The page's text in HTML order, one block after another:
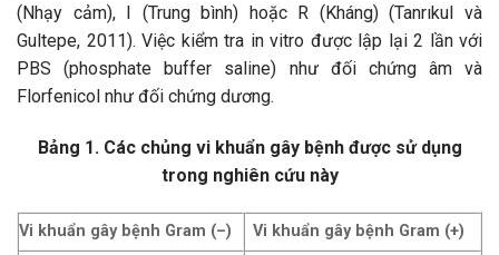
(Nhạy cảm), I (Trung bình) hoặc R (Kháng) (Tanrıkul và
Gultepe, 2011). Việc kiểm tra in vitro được lập lại 2 lần với
PBS (phosphate buffer saline) như đối chứng âm và
Florfenicol như đối chứng dương.
Bảng 1. Các chủng vi khuẩn gây bệnh được sử dụng
trong nghiên cứu này
Vi khuẩn gây bệnh Gram (–)
Vi khuẩn gây bệnh Gram (+)